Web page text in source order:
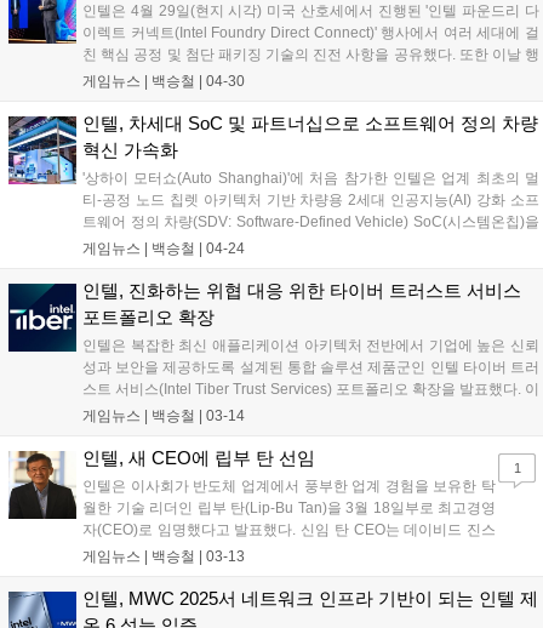
원 이하의 작업용 PC 중 선택하여 참여할 수 있다. 중복 참여는 가
능하지만 상품의 중복 수령은 불가능하다....
인텔은 4월 29일(현지 시각) 미국 산호세에서 진행된 '인텔 파운드리 다
이렉트 커넥트(Intel Foundry Direct Connect)' 행사에서 여러 세대에 걸
친 핵심 공정 및 첨단 패키징 기술의 진전 사항을 공유했다. 또한 이날 행
사서 신규 생태계 프로그램 및 파트너십을 발표하고, 업계 리더들을 초
게 하고 고객들을 위한 혁신을 실현하는지 공유했다. 인텔 립부 탄(Lip-
Bu Tan) 최고경영자(CEO)는 개막 연설에서 파운드리 전략의 차세대 단
계, 인텔 파운드리의 추진 현황과 우선순위를 공유하며 행사 시작을 알
렸다....
게임뉴스 | 백승철 | 04-30
인텔, 차세대 SoC 및 파트너십으로 소프트웨어 정의 차량
혁신 가속화
'상하이 모터쇼(Auto Shanghai)'에 처음 참가한 인텔은 업계 최초의 멀
티-공정 노드 칩렛 아키텍처 기반 차량용 2세대 인공지능(AI) 강화 소프
트웨어 정의 차량(SDV: Software-Defined Vehicle) SoC(시스템온칩)을
공개했다. 이번 신형 SoC는 인텔리전트 커넥티드 차량에 대한 수요 증
능 및 비용 효율성을 제공한다....
게임뉴스 | 백승철 | 04-24
인텔, 진화하는 위협 대응 위한 타이버 트러스트 서비스
포트폴리오 확장
인텔은 복잡한 최신 애플리케이션 아키텍처 전반에서 기업에 높은 신뢰
성과 보안을 제공하도록 설계된 통합 솔루션 제품군인 인텔 타이버 트러
스트 서비스(Intel Tiber Trust Services) 포트폴리오 확장을 발표했다. 이
번 포트폴리오 확대는 증가하는 규제 요구와 정교한 사이버 위협이 늘어
(AI) 모델 학습과 같은 분야에서 새로운 기회를 창출하기 위한 것이다....
게임뉴스 | 백승철 | 03-14
인텔, 새 CEO에 립부 탄 선임
인텔은 이사회가 반도체 업계에서 풍부한 업계 경험을 보유한 탁
월한 기술 리더인 립부 탄(Lip-Bu Tan)을 3월 18일부로 최고경영
자(CEO)로 임명했다고 발표했다. 신임 탄 CEO는 데이비드 진스
너(David Zinsner)와 미쉘 존스턴 홀트하우스(Michelle Johnston
2024년 8월에 이사회에서 물러난 이후 다시 인텔 이사회에 합류
한다....
게임뉴스 | 백승철 | 03-13
1
인텔, MWC 2025서 네트워크 인프라 기반이 되는 인텔 제